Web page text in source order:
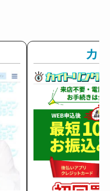
カ